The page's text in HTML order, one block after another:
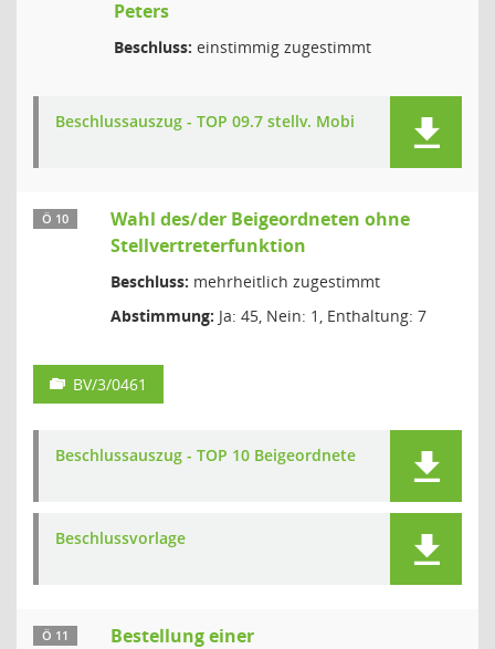
Peters
Beschluss: einstimmig zugestimmt
Beschlussauszug - TOP 09.7 stellv. Mobi
Ö 10
Wahl des/der Beigeordneten ohne
Stellvertreterfunktion
Beschluss: mehrheitlich zugestimmt
Abstimmung: Ja: 45, Nein: 1, Enthaltung: 7
BV/3/0461
Beschlussauszug - TOP 10 Beigeordnete
Beschlussvorlage
Ö 11
Bestellung einer